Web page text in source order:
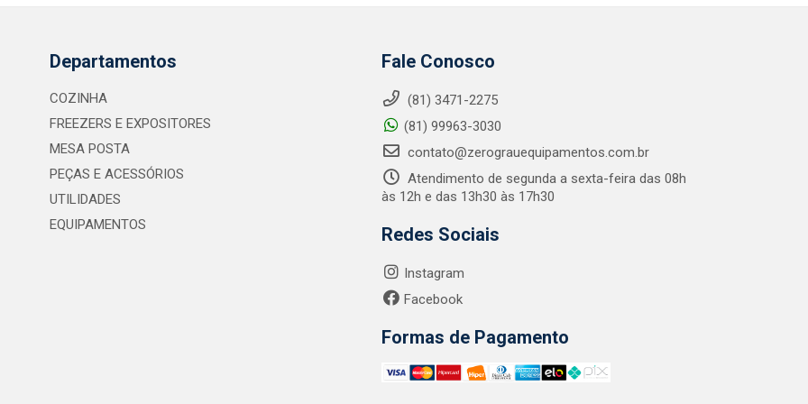
Departamentos
COZINHA
FREEZERS E EXPOSITORES
MESA POSTA
PEÇAS E ACESSÓRIOS
UTILIDADES
EQUIPAMENTOS
Fale Conosco
(81) 3471-2275
(81) 99963-3030
contato@zerograuequipamentos.com.br
Atendimento de segunda a sexta-feira das 08h
às 12h e das 13h30 às 17h30
Redes Sociais
Instagram
Facebook
Formas de Pagamento